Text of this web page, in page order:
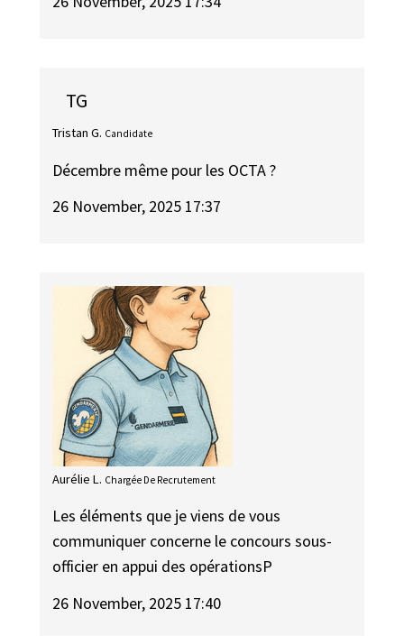
TG
Tristan G. Candidate
Décembre même pour les OCTA ?
26 November, 2025 17:37
Aurélie L. Chargée De Recrutement
Les éléments que je viens de vous
communiquer concerne le concours sous-
officier en appui des opérationsP
26 November, 2025 17:40